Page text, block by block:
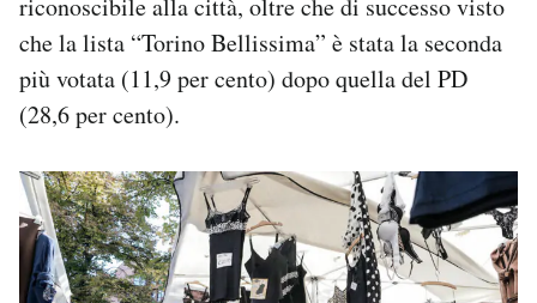
riconoscibile alla città, oltre che di successo visto
che la lista “Torino Bellissima” è stata la seconda
più votata (11,9 per cento) dopo quella del PD
(28,6 per cento).